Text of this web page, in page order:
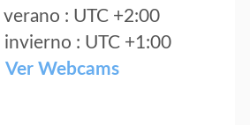
: UTC +2:00
invierno : UTC +1:00
Ver Webcams